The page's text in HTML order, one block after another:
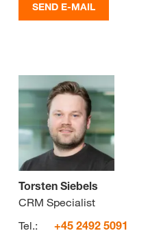
SEND E-MAIL
Torsten Siebels
CRM Specialist
Tel.:
+45 2492 5091